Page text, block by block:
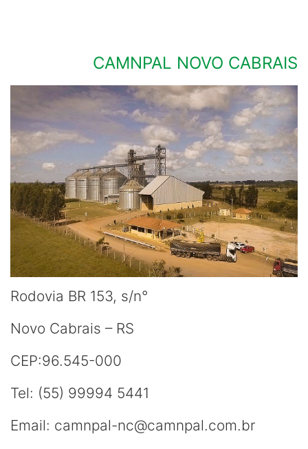
CAMNPAL NOVO CABRAIS
Rodovia BR 153, s/n°
Novo Cabrais – RS
CEP:96.545-000
Tel: (55) 99994 5441
Email: camnpal-nc@camnpal.com.br